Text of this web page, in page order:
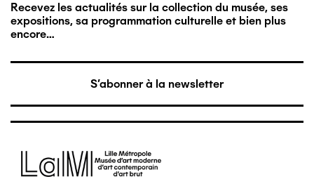
Recevez les actualités sur la collection du musée, ses
expositions, sa programmation culturelle et bien plus
encore…
S'abonner à la newsletter
Image